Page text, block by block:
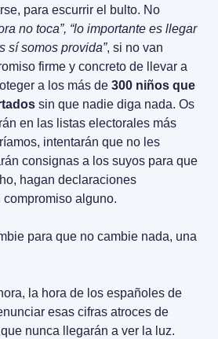
para escurrir el bulto. No
no toca”, “lo importante es llegar
sí somos provida”, si no van
firme y concreto de llevar a
a los más de 300 niños que
sin que nadie diga nada. Os
en las listas electorales más
intentarán que no les
consignas a los suyos para que
hagan declaraciones
alguno.
para que no cambie nada, una
la hora de los españoles de
esas cifras atroces de
nunca llegarán a ver la luz.